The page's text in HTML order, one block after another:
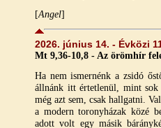
[Angel]
2026. június 14. - Évközi
Mt 9,36-10,8 - Az örömhír
Ha nem ismernénk a zsidó
állnánk itt értetlenül, mint sok
még azt sem, csak hallgatni.
a modern toronyházak közé
adott volt egy másik